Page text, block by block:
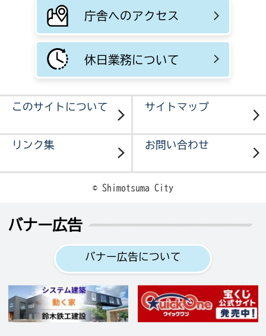
庁舎へのアクセス
休日業務について
このサイトについて サイトマップ
リンク集 お問い合わせ
© Shimotsuma City
バナー広告
バナー広告について